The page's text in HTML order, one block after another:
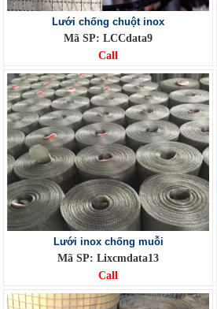
Lưới chống chuột inox
Mã SP: LCCdata9
Call
Lưới inox chống muỗi
Mã SP: Lixcmdata13
Call